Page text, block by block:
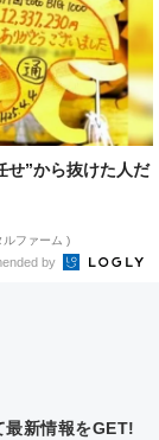
せ”から抜けた人だ
ルファーム )
by
新情報をGET!